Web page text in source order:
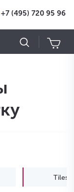
+7 (495) 720 95 96
Tiles